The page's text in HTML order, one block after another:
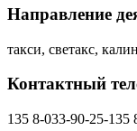
Направление
такси, светакс,
Контактный
135 8-033-90-25-135